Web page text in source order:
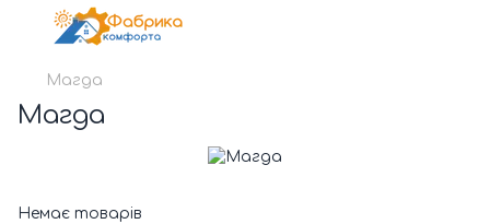
Магда
Магда
Немає товарів